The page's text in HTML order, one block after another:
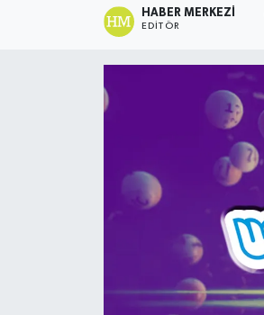
HABER MERKEZI
EDITÖR
Dursunbey
Haber Arşivi